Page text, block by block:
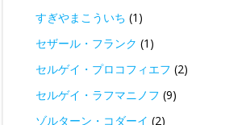
すぎやまこういち (1)
セザール・フランク (1)
セルゲイ・プロコフィエフ (2)
セルゲイ・ラフマニノフ (9)
ゾルターン・コダーイ (2)